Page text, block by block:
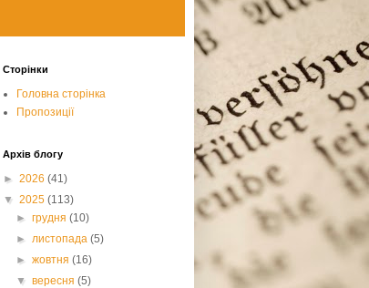
Сторінки
Головна сторінка
Пропозиції
Архів блогу
► 2026 (41)
▼ 2025 (113)
►грудня(10)
►листопада(5)
►жовтня(16)
▼вересня(5)